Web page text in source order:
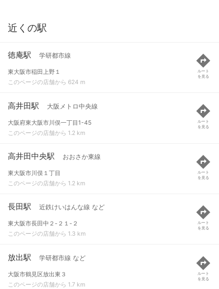
近くの駅
徳庵駅 学研都市線
東大阪市稲田上野１
このページの店舗から 624 m
ルート
を見る
高井田駅 大阪メトロ中央線
大阪府東大阪市川俣一丁目1-45
このページの店舗から 1.2 km
ルート
を見る
高井田中央駅 おおさか東線
東大阪市川俣１丁目
このページの店舗から 1.2 km
ルート
を見る
長田駅 近鉄けいはんな線 など
東大阪市長田中２-２１-２
このページの店舗から 1.3 km
ルート
を見る
放出駅 学研都市線 など
大阪市鶴見区放出東３
このページの店舗から 1.7 km
ルート
を見る